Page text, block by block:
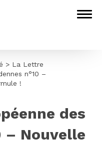
> La Lettre
n°10 –
!
des
– Nouvelle